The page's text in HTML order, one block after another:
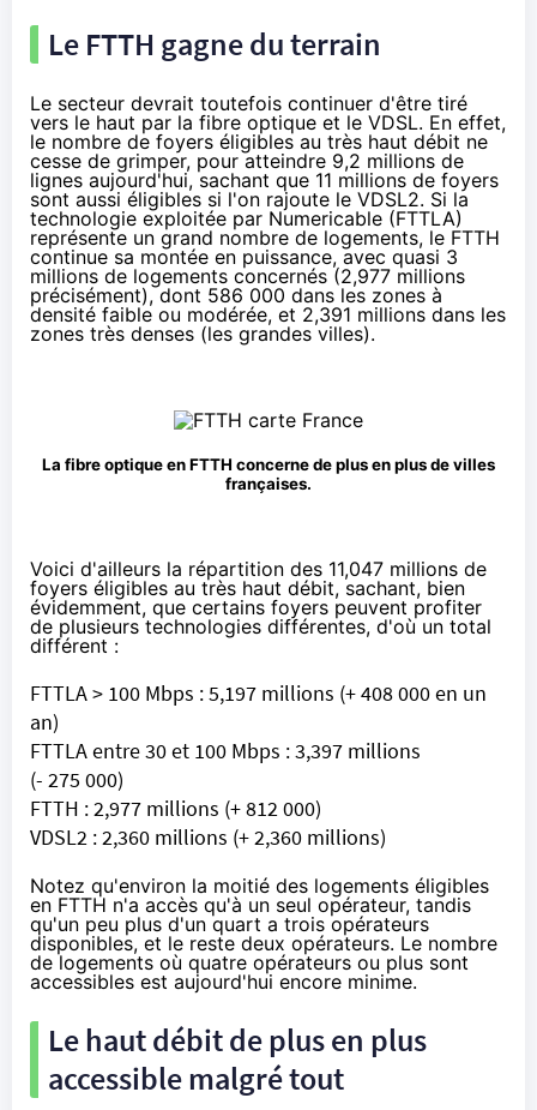
Le FTTH gagne du terrain
Le secteur devrait toutefois continuer d'être tiré
vers le haut par la fibre optique et le VDSL. En effet,
le nombre de foyers éligibles au très haut débit ne
cesse de grimper, pour atteindre 9,2 millions de
lignes aujourd'hui, sachant que 11 millions de foyers
sont aussi éligibles si l'on rajoute le VDSL2. Si la
technologie exploitée par Numericable (FTTLA)
représente un grand nombre de logements, le FTTH
continue sa montée en puissance, avec quasi 3
millions de logements concernés (2,977 millions
précisément), dont 586 000 dans les zones à
densité faible ou modérée, et 2,391 millions dans les
zones très denses (les grandes villes).
La fibre optique en FTTH concerne de plus en plus de villes
françaises.
Voici d'ailleurs la répartition des 11,047 millions de
foyers éligibles au très haut débit, sachant, bien
évidemment, que certains foyers peuvent profiter
de plusieurs technologies différentes, d'où un total
différent :
FTTLA > 100 Mbps : 5,197 millions (+ 408 000 en un
an)
FTTLA entre 30 et 100 Mbps : 3,397 millions
(- 275 000)
FTTH : 2,977 millions (+ 812 000)
VDSL2 : 2,360 millions (+ 2,360 millions)
Notez qu'environ la moitié des logements éligibles
en FTTH n'a accès qu'à un seul opérateur, tandis
qu'un peu plus d'un quart a trois opérateurs
disponibles, et le reste deux opérateurs. Le nombre
de logements où quatre opérateurs ou plus sont
accessibles est aujourd'hui encore minime.
Le haut débit de plus en plus
accessible malgré tout